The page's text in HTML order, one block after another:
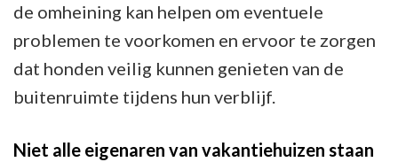
de omheining kan helpen om eventuele
problemen te voorkomen en ervoor te zorgen
dat honden veilig kunnen genieten van de
buitenruimte tijdens hun verblijf.
Niet alle eigenaren van vakantiehuizen staan